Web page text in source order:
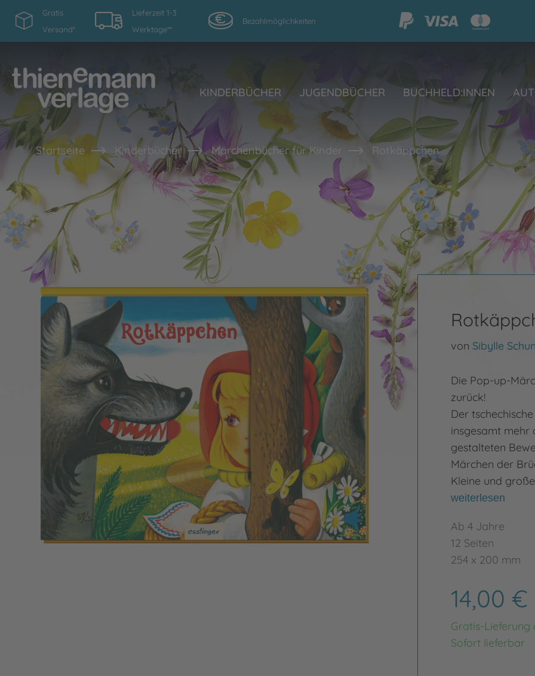
Gratis
Versand*
Lieferzeit 1-3
Werktage**
Bezahlmöglichkeiten
KINDERBÜCHER JUGENDBÜCHER BUCHHELD:INNEN
Startseite Kinderbücher Märchenbücher für Kinder Rotkäppchen
von Sibylle
Die Pop-up-
zurück!
Der
insgesamt mehr
gestalteten
Märchen der
Kleine und
weiterlesen
Ab 4 Jahre
12 Seiten
254 x 200 mm
14,00 €
Gratis-Lieferung
Sofort lieferbar